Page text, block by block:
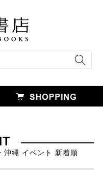
沖縄 イベント 新着順